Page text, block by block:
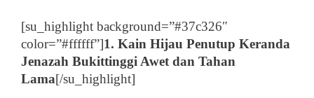
[su_highlight background=”#37c326″
color=”#ffffff”]1. Kain Hijau Penutup Keranda
Jenazah Bukittinggi Awet dan Tahan
Lama[/su_highlight]